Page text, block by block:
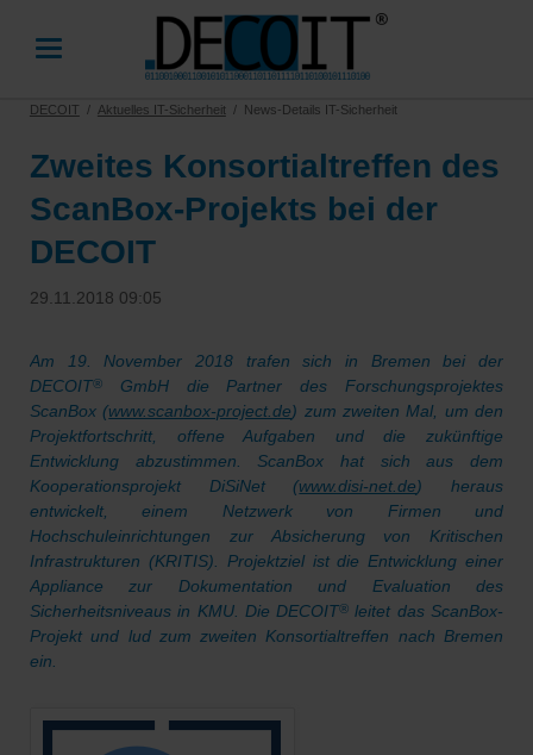
DECOIT Aktuelles IT-Sicherheit News-Details IT-Sicherheit
Zweites Konsortialtreffen des
ScanBox-Projekts bei der
DECOIT
29.11.2018 09:05
Am 19. November 2018 trafen sich in Bremen bei der
DECOIT®GmbH die Partner des Forschungsprojektes
ScanBox (www.scanbox-project.de) zum zweiten Mal, um den
Projektfortschritt, offene Aufgaben und die zukünftige
Entwicklung abzustimmen. ScanBox hat sich aus dem
Kooperationsprojekt DiSiNet (www.disi-net.de) heraus
entwickelt, einem Netzwerk von Firmen und
Hochschuleinrichtungen zur Absicherung von Kritischen
Infrastrukturen (KRITIS). Projektziel ist die Entwicklung einer
Appliance zur Dokumentation und Evaluation des
Sicherheitsniveaus in KMU. Die DECOIT® leitet das ScanBox-
Projekt und lud zum zweiten Konsortialtreffen nach Bremen
ein.